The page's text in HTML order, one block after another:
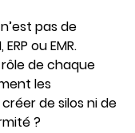
pas de
ou EMR.
rôle de chaque
les
de silos ni de
?